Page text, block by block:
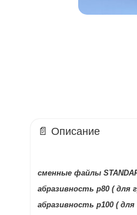
📄 Описание
сменные файлы
абразивность р80 ( для
абразивность р100 (